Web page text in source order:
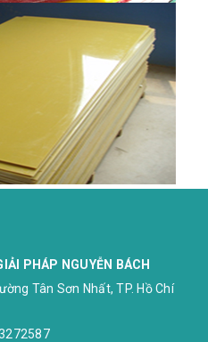
PHÁP NGUYỄN BÁCH
Tân Sơn Nhất, TP. Hồ Chí